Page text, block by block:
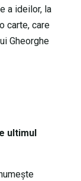
a ideilor, la
carte, care
Gheorghe
ultimul